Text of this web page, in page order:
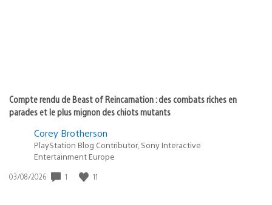
Compte rendu de Beast of Reincarnation : des combats riches en
parades et le plus mignon des chiots mutants
Corey Brotherson
PlayStation Blog Contributor, Sony Interactive
Entertainment Europe
Date
03/08/2026 1 11